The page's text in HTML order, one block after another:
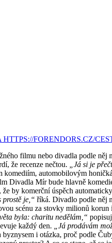
⁠HTTPS://FORENDORS.CZ/
filmu nebo divadla podle
že recenze nečtou. „Já si je
automobilovým
Divadla Mír bude hlavně
že by komerční úspěch
prostě je,“ říká. Divadlo podle něj
scénu za stovky milionů
byla: charitu nedělám,“
každý den.
„Já prodávám
i otázka, proč podle